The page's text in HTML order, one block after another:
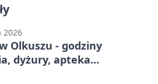
2026
Olkuszu - godziny
dyżury, apteka